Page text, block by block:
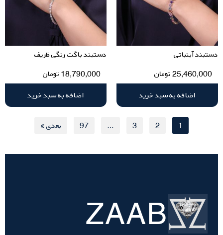
دستبند آبنباتی
25,460,000تومان
اضافه به سبد خرید
دستبند باگت رنگی ظریف
18,790,000 تومان
اضافه به سبد خرید
1
2
3
…
97 بعدی »
تسویه
حساب
ZAAB